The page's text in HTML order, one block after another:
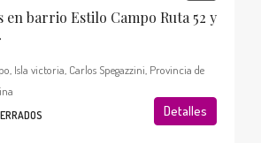
en barrio Estilo Campo Ruta 52 y
Isla victoria, Carlos Spegazzini, Provincia de
Detalles